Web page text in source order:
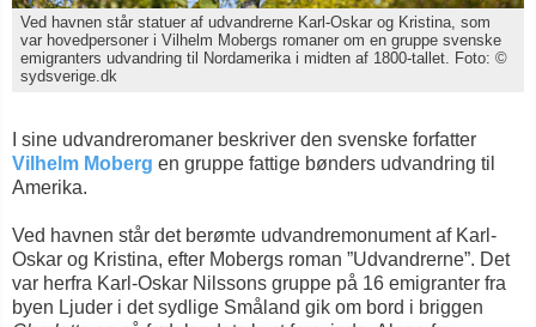
Ved havnen står statuer af udvandrerne Karl-Oskar og Kristina, som
var hovedpersoner i Vilhelm Mobergs romaner om en gruppe svenske
emigranters udvandring til Nordamerika i midten af 1800-tallet. Foto: ©
sydsverige.dk
I sine udvandreromaner beskriver den svenske forfatter
Vilhelm Moberg en gruppe fattige bønders udvandring til
Amerika.
Ved havnen står det berømte udvandremonument af Karl-
Oskar og Kristina, efter Mobergs roman ”Udvandrerne”. Det
var herfra Karl-Oskar Nilssons gruppe på 16 emigranter fra
byen Ljuder i det sydlige Småland gik om bord i briggen